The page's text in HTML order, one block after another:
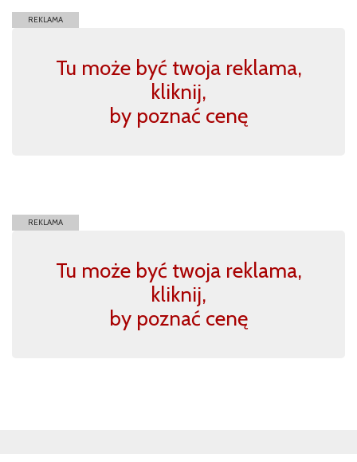
REKLAMA
Tu może być twoja reklama,
kliknij,
by poznać cenę
REKLAMA
Tu może być twoja reklama,
kliknij,
by poznać cenę